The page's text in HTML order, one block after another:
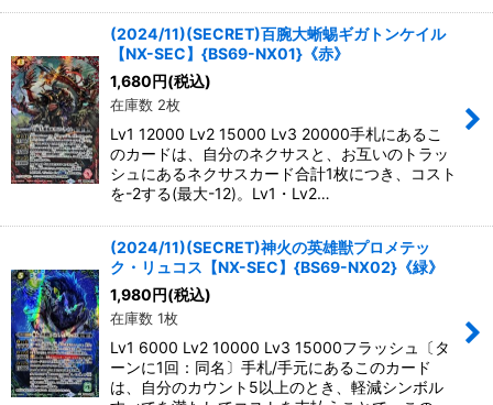
(2024/11)(SECRET)百腕大蜥蜴ギガトンケイル
【NX-SEC】{BS69-NX01}《赤》
1,680 円(税込)
在庫数 2枚
Lv1 12000 Lv2 15000 Lv3 20000手札にあるこ
のカードは、自分のネクサスと、お互いのトラッ
シュにあるネクサスカード合計1枚につき、コスト
を-2する(最大-12)。Lv1・Lv2…
(2024/11)(SECRET)神火の英雄獣プロメテッ
ク・リュコス【NX-SEC】{BS69-NX02}《緑》
1,980 円(税込)
在庫数 1枚
Lv1 6000 Lv2 10000 Lv3 15000フラッシュ〔タ
ーンに1回：同名〕手札/手元にあるこのカード
は、自分のカウント5以上のとき、軽減シンボル